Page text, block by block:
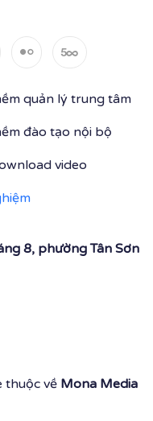
quản lý trung tâm
đào tạo nội bộ
video
8, phường Tân Sơn
thuộc về Mona Media